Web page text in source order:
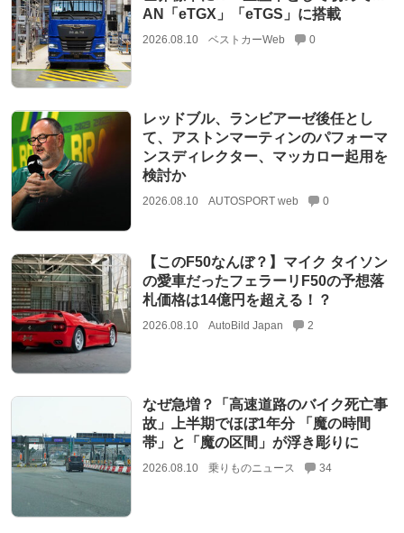
AN「eTGX」「eTGS」に搭載
2026.08.10 ベストカーWeb 0
レッドブル、ランビアーゼ後任とし
て、アストンマーティンのパフォーマ
ンスディレクター、マッカロー起用を
検討か
2026.08.10 AUTOSPORT web 0
【このF50なんぼ？】マイク タイソン
の愛車だったフェラーリF50の予想落
札価格は14億円を超える！？
2026.08.10 AutoBild Japan 2
なぜ急増？「高速道路のバイク死亡事
故」上半期でほぼ1年分 「魔の時間
帯」と「魔の区間」が浮き彫りに
2026.08.10 乗りものニュース 34